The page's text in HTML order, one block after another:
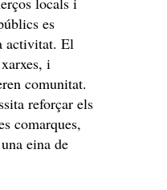
es
activitat. El
i
comunitat.
reforçar els
comarques,
eina de